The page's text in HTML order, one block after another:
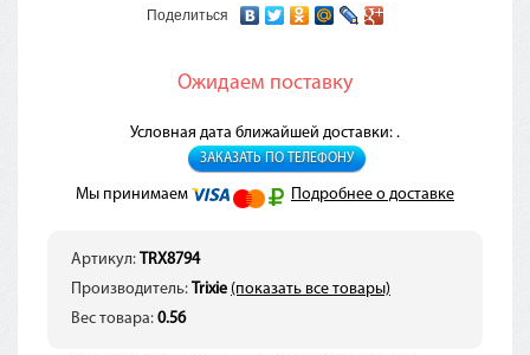
Поделиться
Ожидаем поставку
Условная дата ближайшей доставки: .
ЗАКАЗАТЬ ПО ТЕЛЕФОНУ
Мы принимаем Подробнее о доставке
Артикул: TRX8794
Производитель: Trixie (показать все товары)
Вес товара: 0.56